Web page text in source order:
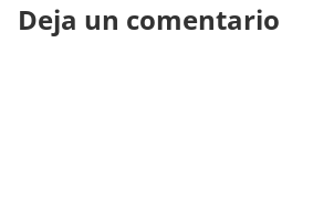
Deja un comentario